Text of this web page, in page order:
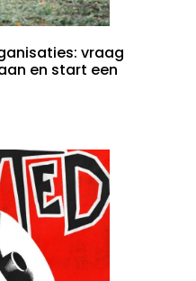
vraag
en start een